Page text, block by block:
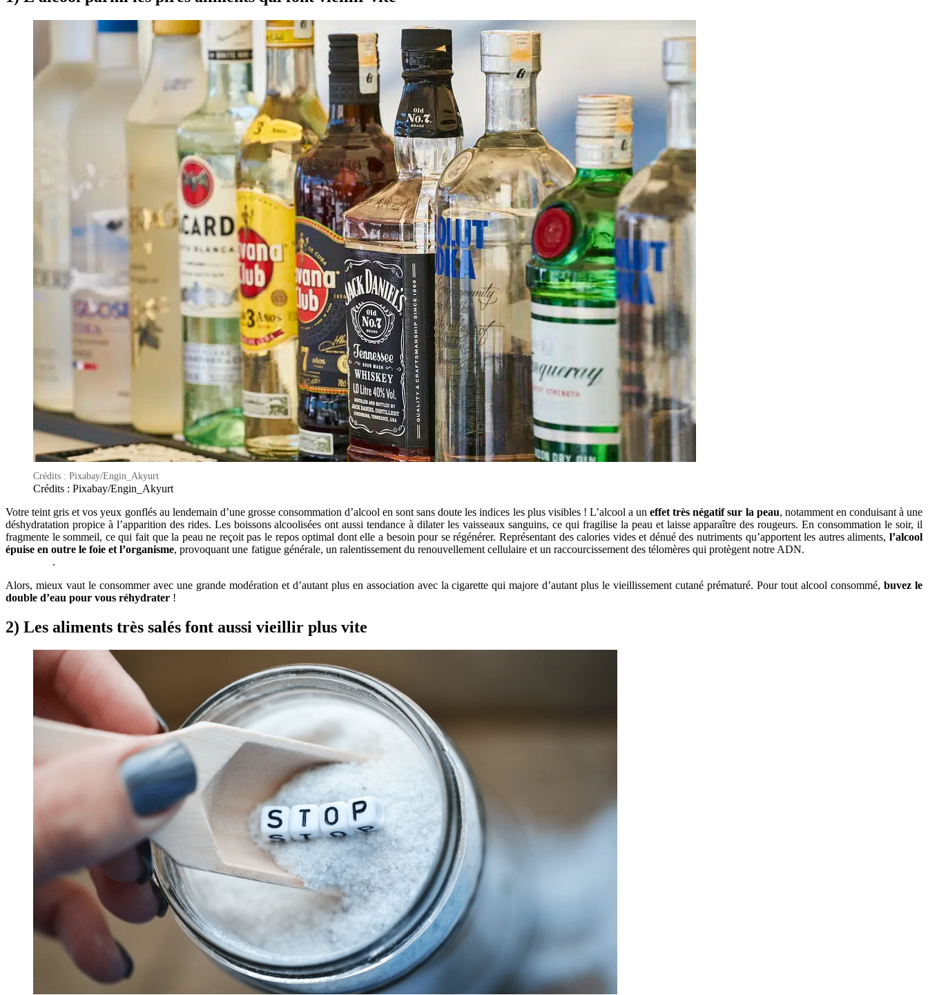
Crédits : Pixabay/Engin_Akyurt
Crédits : Pixabay/Engin_Akyurt
Votre teint gris et vos yeux gonflés au lendemain d’une grosse consommation d’alcool en sont sans doute les indices les plus visibles ! L’alcool a uneffet très négatif sur la peau, notamment en conduisant à une
déshydratation propice à l’apparition des rides. Les boissons alcoolisées ont aussi tendance à dilater les vaisseaux sanguins, ce qui fragilise la peau et laisse apparaître des rougeurs. En consommation le soir, il
fragmente le sommeil, ce qui fait que la peau ne reçoit pas le repos optimal dont elle a besoin pour se régénérer. Représentant des calories vides et dénué des nutriments qu’apportent les autres aliments, l’alcool
épuise en outre le foie et l’organisme, provoquant une fatigue générale, un ralentissement du renouvellement cellulaire et un raccourcissement des télomères qui protègent notre ADN.
.
Alors, mieux vaut le consommer avec une grande modération et d’autant plus en association avec la cigarette qui majore d’autant plus le vieillissement cutané prématuré. Pour tout alcool consommé,buvez le
double d’eau pour vous réhydrater !
2) Les aliments très salés font aussi vieillir plus vite